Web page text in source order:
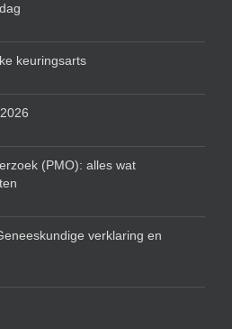
keuringsarts
(PMO): alles wat
verklaring en